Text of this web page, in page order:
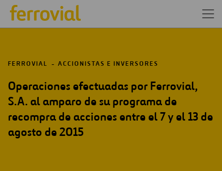
FERROVIAL ACCIONISTAS E INVERSORES
Operaciones efectuadas por Ferrovial,
S.A. al amparo de su programa de
recompra de acciones entre el 7 y el 13 de
agosto de 2015